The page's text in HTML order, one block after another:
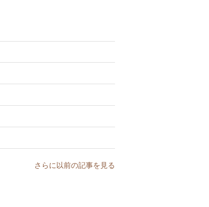
さらに以前の記事を見る